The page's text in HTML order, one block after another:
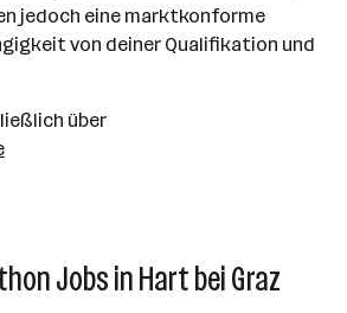
jedoch eine marktkonforme
von deiner Qualifikation und
über
Jobs in Hart bei Graz